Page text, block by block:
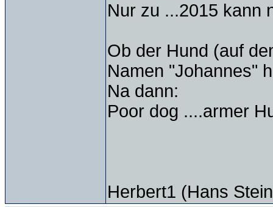
Nur zu ...2015 kann
Ob der Hund (auf
Namen "Johannes"
Na dann:
Poor dog ....armer
Herbert1 (Hans